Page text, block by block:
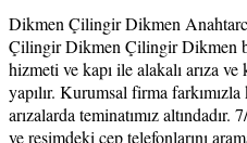
Dikmen Çilingir Dikmen
Çilingir Dikmen Çilingir Dikmen
hizmeti ve kapı ile alakalı arıza
yapılır. Kurumsal firma
arızalarda teminatımız
ve resimdeki cep telefonlarını